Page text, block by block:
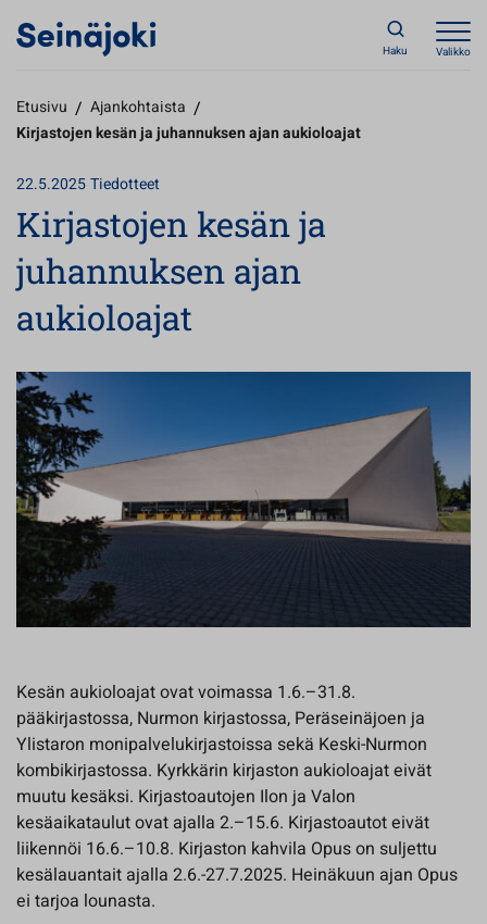
Haku Valikko
Etusivu / Ajankohtaista /
Kirjastojen kesän ja juhannuksen ajan aukioloajat
22.5.2025Tiedotteet
Kirjastojen kesän ja
juhannuksen ajan
aukioloajat
Kesän aukioloajat ovat voimassa 1.6.–31.8.
pääkirjastossa, Nurmon kirjastossa, Peräseinäjoen ja
Ylistaron monipalvelukirjastoissa sekä Keski-Nurmon
kombikirjastossa. Kyrkkärin kirjaston aukioloajat eivät
muutu kesäksi. Kirjastoautojen Ilon ja Valon
kesäaikataulut ovat ajalla 2.–15.6. Kirjastoautot eivät
liikennöi 16.6.–10.8. Kirjaston kahvila Opus on suljettu
kesälauantait ajalla 2.6.-27.7.2025. Heinäkuun ajan Opus
ei tarjoa lounasta.